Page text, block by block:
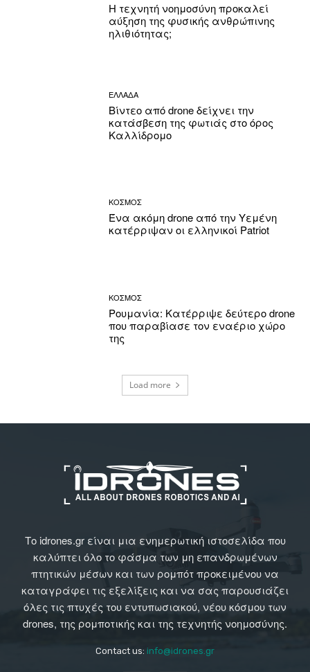
Η τεχνητή νοημοσύνη προκαλεί
αύξηση της φυσικής ανθρώπινης
ηλιθιότητας;
ΕΛΛΑΔΑ
Βίντεο από drone δείχνει την
κατάσβεση της φωτιάς στο όρος
Καλλίδρομο
ΚΟΣΜΟΣ
Ένα ακόμη drone από την Υεμένη
κατέρριψαν οι ελληνικοί Patriot
ΚΟΣΜΟΣ
Ρουμανία: Κατέρριψε δεύτερο drone
που παραβίασε τον εναέριο χώρο
της
Load more
Το idrones.gr είναι μια ενημερωτική ιστοσελίδα που
καλύπτει όλο το φάσμα των μη επανδρωμένων
πτητικών μέσων και των ρομπότ προκειμένου να
καταγράφει τις εξελίξεις και να σας παρουσιάζει
όλες τις πτυχές του εντυπωσιακού, νέου κόσμου των
drones, της ρομποτικής και της τεχνητής νοημοσύνης.
Contact us: info@idrones.gr